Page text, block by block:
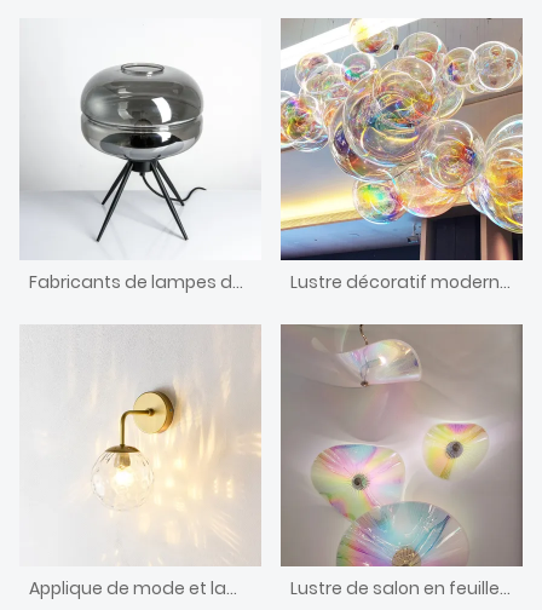
Fabricants de lampes de table - Vente en gros compétitive Lustre décoratif moderne d'art de conception de bulle
Applique de mode et lampe de 15 ans Lustre de salon en feuille de lotus en acrylique coloré